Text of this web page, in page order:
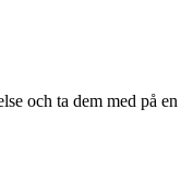
och ta dem med på en